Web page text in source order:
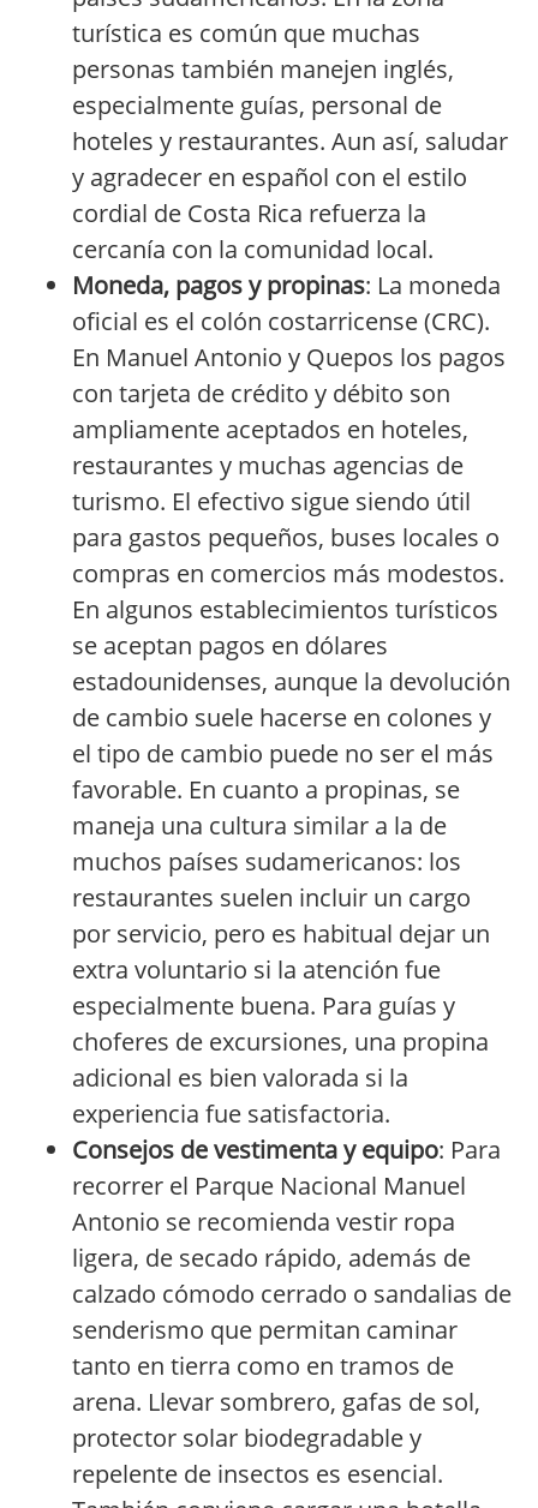
turística es común que muchas
personas también manejen inglés,
especialmente guías, personal de
hoteles y restaurantes. Aun así, saludar
y agradecer en español con el estilo
cordial de Costa Rica refuerza la
cercanía con la comunidad local.
Moneda, pagos y propinas: La moneda
oficial es el colón costarricense (CRC).
En Manuel Antonio y Quepos los pagos
con tarjeta de crédito y débito son
ampliamente aceptados en hoteles,
restaurantes y muchas agencias de
turismo. El efectivo sigue siendo útil
para gastos pequeños, buses locales o
compras en comercios más modestos.
En algunos establecimientos turísticos
se aceptan pagos en dólares
estadounidenses, aunque la devolución
de cambio suele hacerse en colones y
el tipo de cambio puede no ser el más
favorable. En cuanto a propinas, se
maneja una cultura similar a la de
muchos países sudamericanos: los
restaurantes suelen incluir un cargo
por servicio, pero es habitual dejar un
extra voluntario si la atención fue
especialmente buena. Para guías y
choferes de excursiones, una propina
adicional es bien valorada si la
experiencia fue satisfactoria.
Consejos de vestimenta y equipo: Para
recorrer el Parque Nacional Manuel
Antonio se recomienda vestir ropa
ligera, de secado rápido, además de
calzado cómodo cerrado o sandalias de
senderismo que permitan caminar
tanto en tierra como en tramos de
arena. Llevar sombrero, gafas de sol,
protector solar biodegradable y
repelente de insectos es esencial.